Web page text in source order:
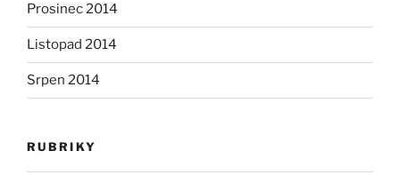
Prosinec 2014
Listopad 2014
Srpen 2014
RUBRIKY